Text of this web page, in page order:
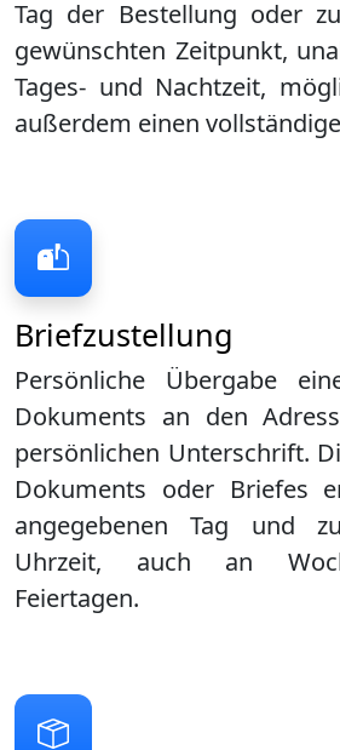
Briefzustellung
Persönliche Übergabe
Dokuments an den
persönlichen Unterschrift.
Dokuments oder Briefes
angegebenen Tag und
Uhrzeit, auch an
Feiertagen.
Tag der Bestellung oder
gewünschten Zeitpunkt,
Tages- und Nachtzeit,
außerdem einen